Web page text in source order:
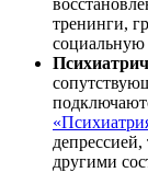
тренинги,
другими